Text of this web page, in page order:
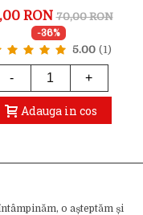
Primaverii
RON 70,00 RON
-36%
5.00 (1)
- +
Adauga in cos
o așteptăm și